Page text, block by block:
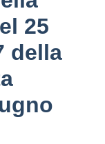
25
della